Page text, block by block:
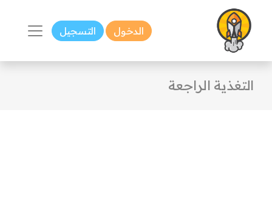
الدخول التسجيل
التغذية الراجعة